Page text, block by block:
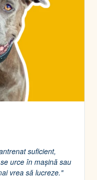
suficient,
urce în mașină sau
vrea să lucreze."